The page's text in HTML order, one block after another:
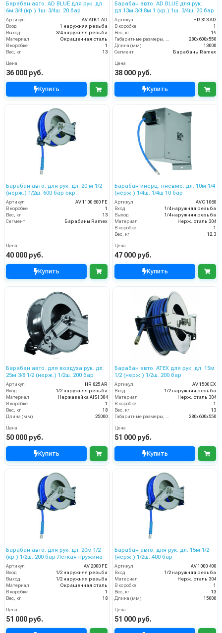
Барабан авто. AD BLUE для рук. дл.
6м 3/4 (кр.) 1ш. 3/4ш. 20 бар
Артикул
AV ATK 1 AD
Вход
1 наружняя резьба
Выход
3/4 наружняя резьба
Материал
Окрашенная сталь
В коробке
1
Вес, кг
13
Цена
36 000 руб.
Купить
Барабан авто. AD BLUE для рук.
дл.13м 3/4 8м 1 (кр.) 1ш. 3/4ш. 20 бар
Артикул
HR 813 AD
В коробке
1
Вес, кг
19
Габаритные размеры, мм
280x600x550
Длина (мм)
13000
Сегмент
Барабаны Ramex
Цена
38 000 руб.
Купить
Барабан авто. для рук. дл. 20 м 1/2
(нерж.) 1/2ш. 600 бар окр.
Артикул
AV 1100 600 FE
В коробке
1
Вес, кг
13
Сегмент
Барабаны Ramex
Цена
40 000 руб.
Купить
Барабан инерц. пневмо. дл. 10м 1/4
(нерж.) 1/4ш. 1/4ш 10 бар
Артикул
AVC 1060
Вход
1/4 наружняя резьба
Выход
1/4 наружняя резьба
Материал
Нерж. сталь 304
В коробке
1
Вес, кг
12.3
Цена
47 000 руб.
Купить
Барабан авто. для воздуха рук. дл.
25м 3/8 1/2 (нерж.) 1/2ш. 200 бар
Артикул
HR 825 AR
Вход
1/2 наружняя резьба
Материал
Нержавейка AISI 304
В коробке
1
Вес, кг
18
Длина (мм)
25000
Цена
50 000 руб.
Купить
Барабан авто. ATEX для рук. дл. 15м
1/2 (нерж.) 1/2ш. 200 бар
Артикул
AV 1500 EX
Вход
1/2 наружняя резьба
Материал
Нерж. сталь 304
В коробке
1
Вес, кг
13
280x600x550
Цена
51 000 руб.
Купить
Барабан авто. для рук. дл. 20м 1/2
(кр.) 1/2ш. 200 бар Легкая пружина
Артикул
AV 2000 FE
Вход
1/2 наружняя резьба
Выход
1/2 наружняя резьба
Материал
Окрашенная сталь
В коробке
1
Вес, кг
18
Цена
51 000 руб.
Барабан авто. для рук. дл. 15м 1/2
(нерж.) 1/2ш. 400 бар
Артикул
AV 1000 400
Вход
1/2 наружняя резьба
Материал
Нерж. сталь 304
В коробке
1
Вес, кг
13
Длина (мм)
15000
Цена
51 000 руб.